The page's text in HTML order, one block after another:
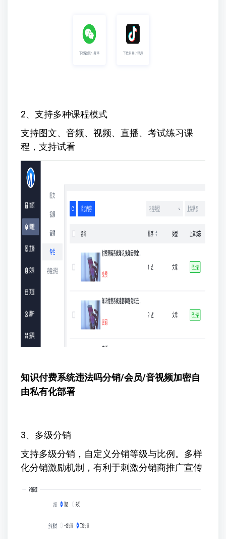
2、支持多种课程模式
支持图文、音频、视频、直播、考试练习课
程，支持试看
知识付费系统违法吗分销/会员/音视频加密自
由私有化部署
3、多级分销
支持多级分销，自定义分销等级与比例。多样
化分销激励机制，有利于刺激分销商推广宣传